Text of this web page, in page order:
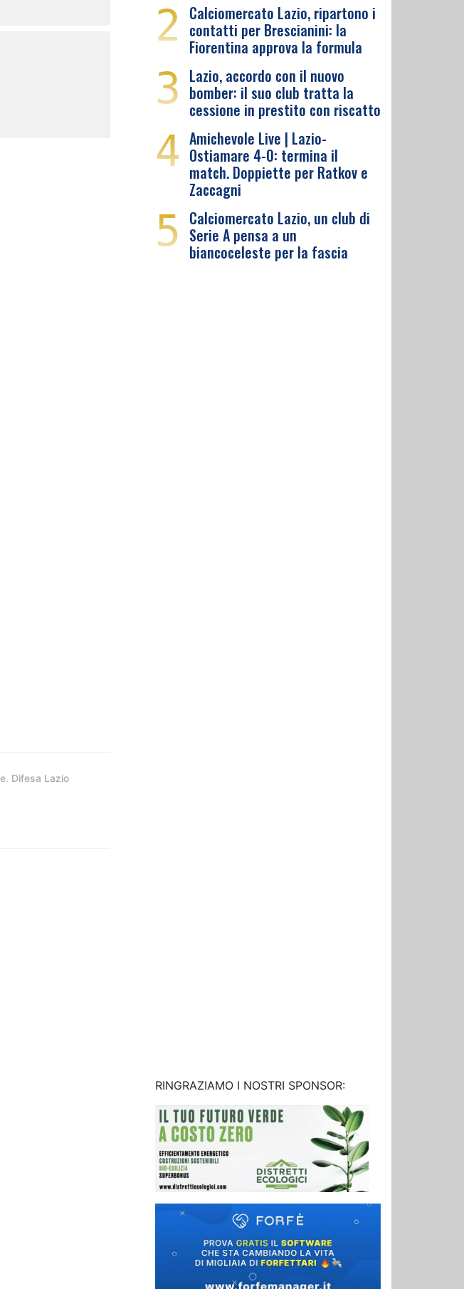
Difesa Lazio
2 Calciomercato Lazio, ripartono i
contatti per Brescianini: la
Fiorentina approva la formula
3 Lazio, accordo con il nuovo
bomber: il suo club tratta la
cessione in prestito con riscatto
4 Amichevole Live | Lazio-
Ostiamare 4-0: termina il
match. Doppiette per Ratkov e
Zaccagni
5 Calciomercato Lazio, un club di
Serie A pensa a un
biancoceleste per la fascia
RINGRAZIAMO I NOSTRI SPONSOR: